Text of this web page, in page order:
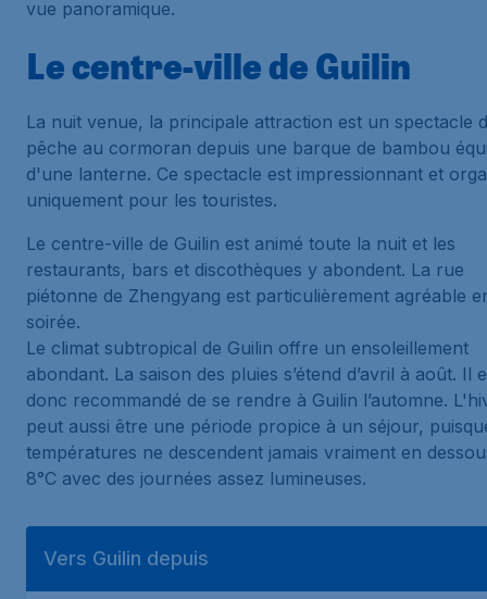
vue panoramique.
Le centre-ville de Guilin
La nuit venue, la principale attraction est un spectacle
pêche au cormoran depuis une barque de bambou
d'une lanterne. Ce spectacle est impressionnant et
uniquement pour les touristes.
Le centre-ville de Guilin est animé toute la nuit et les
restaurants, bars et discothèques y abondent. La rue
piétonne de Zhengyang est particulièrement agréable
soirée.
Le climat subtropical de Guilin offre un ensoleillement
abondant. La saison des pluies s’étend d’avril à août. Il
donc recommandé de se rendre à Guilin l’automne.
peut aussi être une période propice à un séjour,
températures ne descendent jamais vraiment en
8°C avec des journées assez lumineuses.
Vers Guilin depuis